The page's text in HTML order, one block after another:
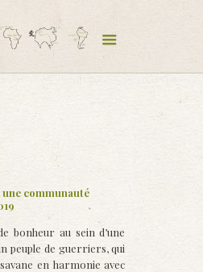
communauté
bonheur au sein d’une
peuple de guerriers, qui
en harmonie avec